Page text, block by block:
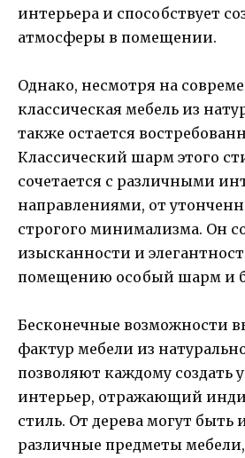
интерьера и способствует
атмосферы в помещении.
Однако, несмотря на
классическая мебель из
также остается
Классический шарм этого
сочетается с различными
направлениями, от
строгого минимализма. Он
изысканности и
помещению особый шарм и
Бесконечные возможности
фактур мебели из
позволяют каждому создать
интерьер, отражающий
стиль. От дерева могут быть
различные предметы